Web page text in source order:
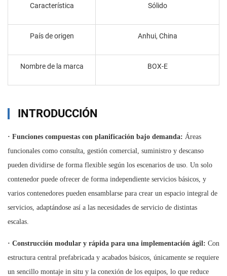
Característica Sólido
País de origen Anhui, China
Nombre de la marca BOX-E
INTRODUCCIÓN
· Funciones compuestas con planificación bajo demanda: Áreas
funcionales como consulta, gestión comercial, suministro y descanso
pueden dividirse de forma flexible según los escenarios de uso. Un solo
contenedor puede ofrecer de forma independiente servicios básicos, y
varios contenedores pueden ensamblarse para crear un espacio integral de
servicios, adaptándose así a las necesidades de servicio de distintas
escalas.
· Construcción modular y rápida para una implementación ágil: Con
estructura central prefabricada y acabados básicos, únicamente se requiere
un sencillo montaje in situ y la conexión de los equipos, lo que reduce